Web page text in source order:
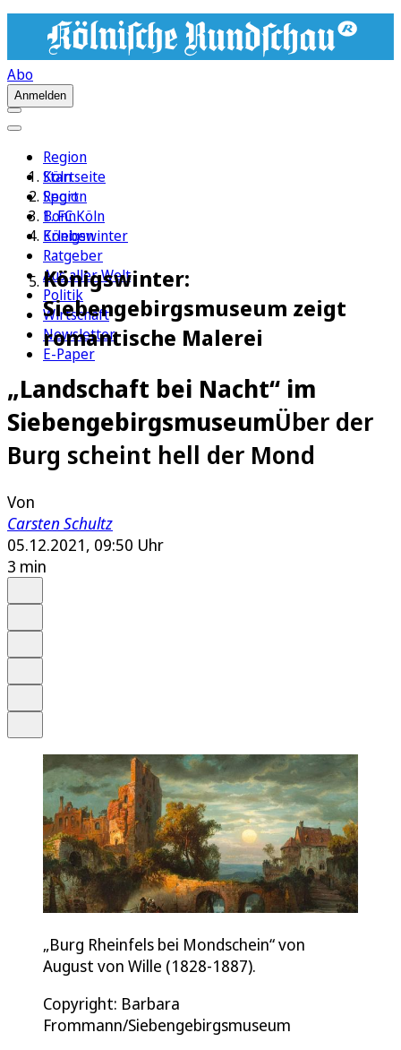
Abo
Anmelden
Region
Köln
Sport
1. FC Köln
Erleben
Ratgeber
Aus aller Welt
Politik
Wirtschaft
Newsletter
E-Paper
Startseite
Region
Bonn
Königswinter
Königswinter:
Siebengebirgsmuseum zeigt
romantische Malerei
„Landschaft bei Nacht“ im
SiebengebirgsmuseumÜber der
Burg scheint hell der Mond
Von
Carsten Schultz
05.12.2021, 09:50 Uhr
3 min
„Burg Rheinfels bei Mondschein“ von
August von Wille (1828-1887).
Copyright: Barbara
Frommann/Siebengebirgsmuseum